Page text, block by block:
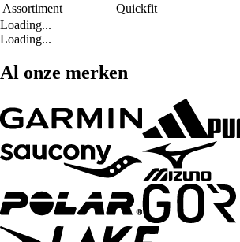
Assortiment
Quickfit
Loading...
Loading...
Al onze merken